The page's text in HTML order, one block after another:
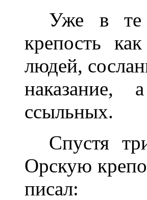
Уже в те
крепость
людей,
ссыльных.
Спустя
Орскую
писал: